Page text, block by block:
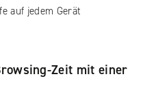
auf jedem Gerät
Zeit mit einer